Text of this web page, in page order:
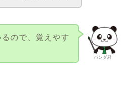
パンダ君
ので、覚えやす